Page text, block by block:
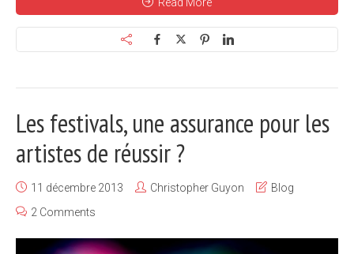
Les festivals, une assurance pour les
artistes de réussir ?
11 décembre 2013 Christopher Guyon
Blog
2 Comments